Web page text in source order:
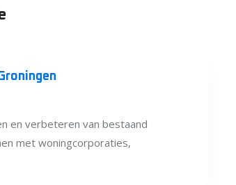
en verbeteren van bestaand
met woningcorporaties,